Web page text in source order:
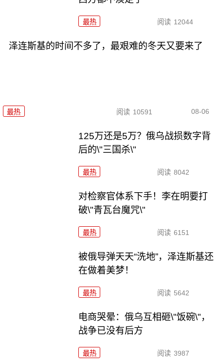
最热 阅读 12044
泽连斯基的时间不多了，最艰难的冬天又要来了
最热 阅读 10591 08-06
125万还是5万？俄乌战损数字背
后的\"三国杀\"
最热 阅读 8042
对检察官体系下手！李在明要打
破\"青瓦台魔咒\"
最热 阅读 6151
被俄导弹天天“洗地”，泽连斯基还
在做着美梦！
最热 阅读 5642
电商哭晕：俄乌互相砸\"饭碗\"，
战争已没有后方
最热 阅读 3987